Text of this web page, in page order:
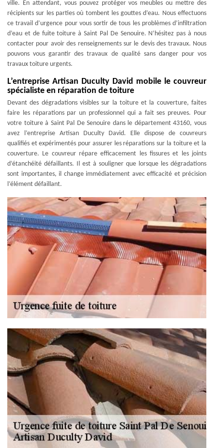
ville. En attendant, vous pouvez protéger vos meubles ou mettre des
récipients sur les parties où tombent les gouttes d’eau. Nous effectuons
ce travail d’urgence pour vous sortir de tous les problèmes d’infiltration
d’eau et de fuite toiture à Saint Pal De Senouire. N’hésitez pas à nous
contacter pour avoir des renseignements sur le devis des travaux. Nous
pouvons vous garantir des travaux de qualité sans danger pour vos
travaux toiture urgents.
L’entreprise Artisan Duculty David mobile le couvreur
spécialiste en réparation de toiture
Devant des dégradations visibles sur la toiture et la couverture, faites
faire les réparations par un professionnel qui a fait ses preuves. Pour
votre toiture à Saint Pal De Senouire dans le département 43160, vous
avez l’entreprise Artisan Duculty David. Elle dispose de couvreurs
qualifiés et expérimentés pour assurer les réparations sur la toiture et la
couverture. Le couvreur répare efficacement les fissures et les joints
d’étanchéité défaillants. Il est à souligner que lorsque les dégradations
sont importantes, il change immédiatement avec efficacité et précision
l’élément défaillant.